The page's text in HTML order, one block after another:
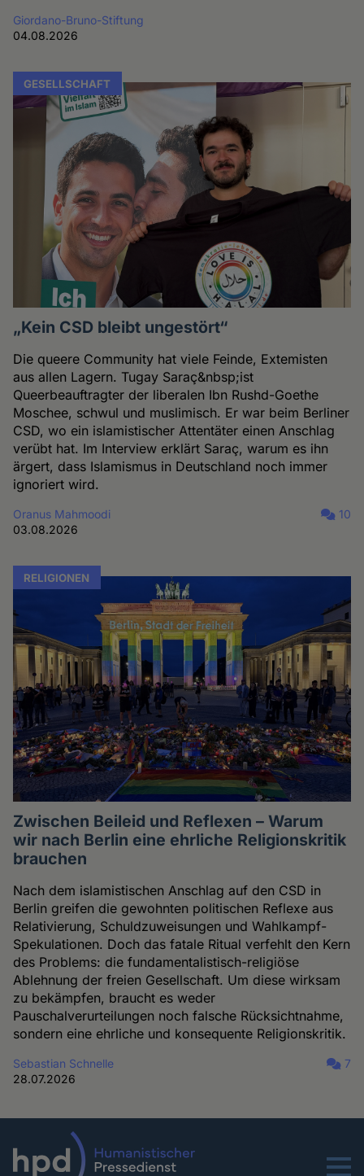
Giordano-Bruno-Stiftung
04.08.2026
GESELLSCHAFT
„Kein CSD bleibt ungestört“
Die queere Community hat viele Feinde, Extemisten
aus allen Lagern. Tugay Saraç&nbsp;ist
Queerbeauftragter der liberalen Ibn Rushd-Goethe
Moschee, schwul und muslimisch. Er war beim Berliner
CSD, wo ein islamistischer Attentäter einen Anschlag
verübt hat. Im Interview erklärt Saraç, warum es ihn
ärgert, dass Islamismus in Deutschland noch immer
ignoriert wird.
Oranus Mahmoodi
03.08.2026
10
RELIGIONEN
Zwischen Beileid und Reflexen – Warum
wir nach Berlin eine ehrliche Religionskritik
brauchen
Nach dem islamistischen Anschlag auf den CSD in
Berlin greifen die gewohnten politischen Reflexe aus
Relativierung, Schuldzuweisungen und Wahlkampf-
Spekulationen. Doch das fatale Ritual verfehlt den Kern
des Problems: die fundamentalistisch-religiöse
Ablehnung der freien Gesellschaft. Um diese wirksam
zu bekämpfen, braucht es weder
Pauschalverurteilungen noch falsche Rücksichtnahme,
sondern eine ehrliche und konsequente Religionskritik.
Sebastian Schnelle
28.07.2026
7
Menu